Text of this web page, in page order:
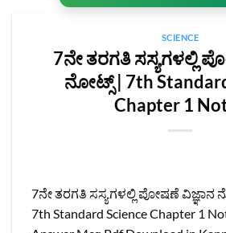
SCIENCE
7ನೇ ತರಗತಿ ಸಸ್ಯಗಳಲ್ಲಿ
ನೋಟ್ಸ್‌ | 7th
Chapter 1
7ನೇ ತರಗತಿ ಸಸ್ಯಗಳಲ್ಲಿ ಪೋಷಣೆ ವಿಜ್ಞಾನ
7th Standard Science Chapter 1